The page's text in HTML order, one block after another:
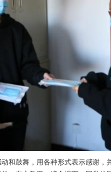
和鼓舞，用各种形式表示感谢